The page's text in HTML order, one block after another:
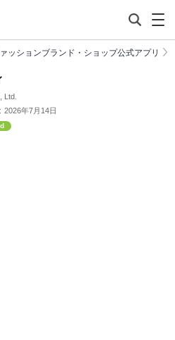
ッションブランド・ショップ公式アプリ
Ltd.
2026年7月14日